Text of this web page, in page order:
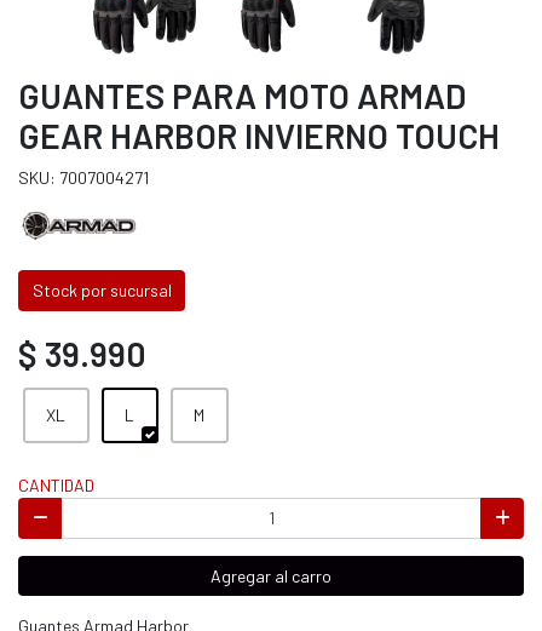
GUANTES PARA MOTO ARMAD
GEAR HARBOR INVIERNO TOUCH
SKU: 7007004271
Stock por sucursal
$ 39.990
XL L M
CANTIDAD
Agregar al carro
Guantes Armad Harbor